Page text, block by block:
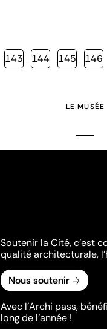
Page
143 Page
144 Page
145 Page
146
LE MUSÉE
Soutenir la Cité, c'est
qualité architecturale,
Nous soutenir
Avec l’Archi pass,
long de l’année !